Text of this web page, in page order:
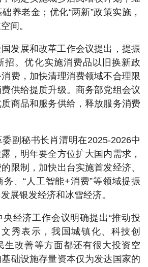
养老金；优化“两新”政策实施，
间。
发展和改革工作会议提出，提振
招。优化实施消费品以旧换新政
费，加快清理消费领域不合理限
供给提质升级。商务部党组会议
商品和服务供给，释放服务消费
委副秘书长肖渭明在2025-2026中
，明年要全方位扩大国内需求，
限制，加快出台实施首发经济、
、“人工智能+消费”等领域提振
展银发经济和冰雪经济。
经济工作会议明确提出“推动投
秀表示，我国城镇化、科技创
生改善等方面都还有很大投资空
础设施存量资本仅为发达国家的